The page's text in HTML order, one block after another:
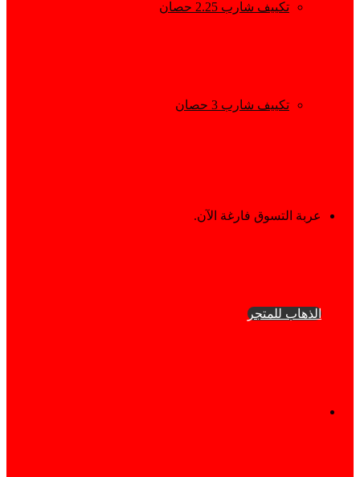
تكييف شارب 2.25 حصان
تكييف شارب 3 حصان
إستعراض
سلة
عربة التسوق فارغة الآن.
الذهاب للمتجر